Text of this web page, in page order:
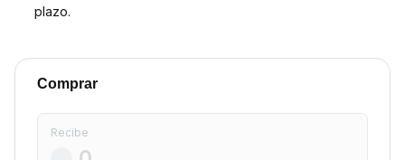
plazo.
Comprar
Recibe